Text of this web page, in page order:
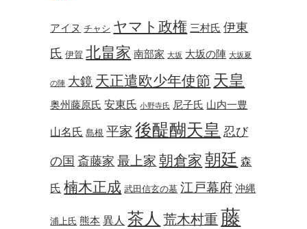
アイヌ チャシ ヤマト政権 三村氏 伊東
氏 伊賀 北畠家 南部家 大坂 大坂の陣 大坂夏
の陣 大鏡 天正遣欧少年使節 天皇
奥州藤原氏 安東氏 小野寺氏 尼子氏 山内一豊
山名氏 島根 平家 後醍醐天皇 忍び
の国 斎藤家 最上家 朝倉家 朝廷 森
氏 楠木正成 武田信玄の墓 江戸幕府 沖縄
浦上氏 熊本 異人 茶人 荒木村重 藤